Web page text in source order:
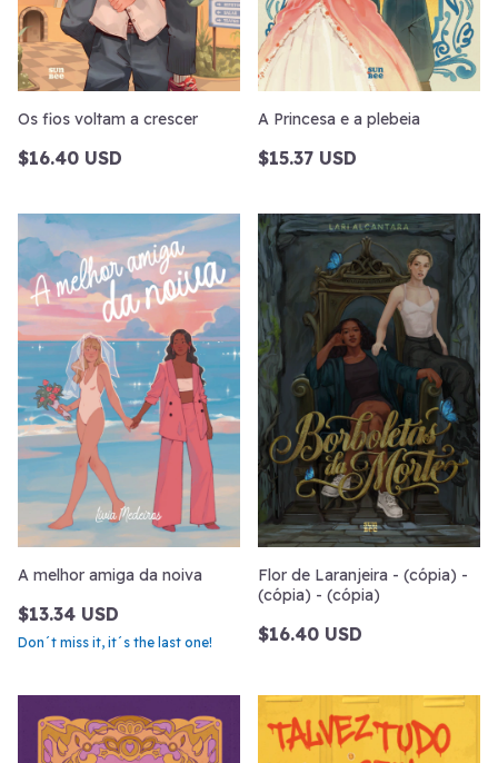
Os fios voltam a crescer
$16.40 USD
A Princesa e a plebeia
$15.37 USD
A melhor amiga da noiva
$13.34 USD
Don´t miss it, it´s the last one!
Flor de Laranjeira - (cópia) -
(cópia) - (cópia)
$16.40 USD